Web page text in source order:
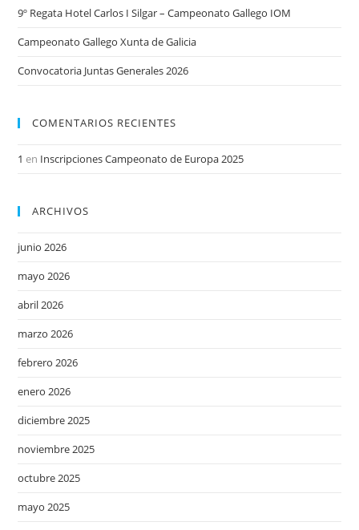
9º Regata Hotel Carlos I Silgar – Campeonato Gallego IOM
Campeonato Gallego Xunta de Galicia
Convocatoria Juntas Generales 2026
COMENTARIOS RECIENTES
1 en Inscripciones Campeonato de Europa 2025
ARCHIVOS
junio 2026
mayo 2026
abril 2026
marzo 2026
febrero 2026
enero 2026
diciembre 2025
noviembre 2025
octubre 2025
mayo 2025